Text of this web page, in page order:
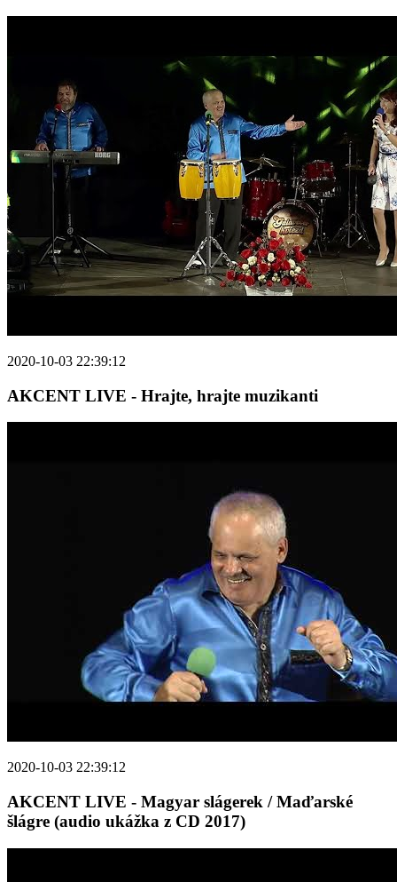
2020-10-03 22:39:12
AKCENT LIVE - Hrajte, hrajte muzikanti
2020-10-03 22:39:12
AKCENT LIVE - Magyar slágerek / Maďarské
šlágre (audio ukážka z CD 2017)